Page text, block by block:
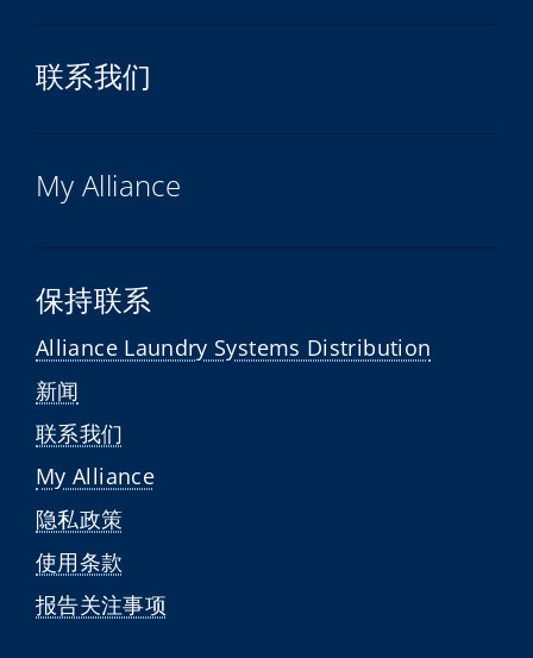
联系我们
My Alliance
保持联系
Alliance Laundry Systems Distribution
新闻
联系我们
My Alliance
隐私政策
使用条款
报告关注事项